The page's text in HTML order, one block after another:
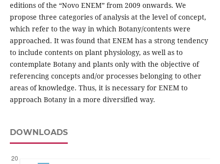
editions of the “Novo ENEM” from 2009 onwards. We
propose three categories of analysis at the level of concept,
which refer to the way in which Botany/contents were
approached. It was found that ENEM has a strong tendency
to include contents on plant physiology, as well as to
contemplate Botany and plants only with the objective of
referencing concepts and/or processes belonging to other
areas of knowledge. Thus, it is necessary for ENEM to
approach Botany in a more diversified way.
DOWNLOADS